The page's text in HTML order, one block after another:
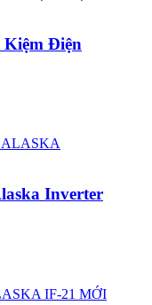
Điện
Inverter